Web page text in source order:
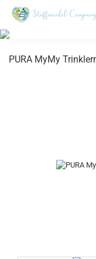
PURA MyMy